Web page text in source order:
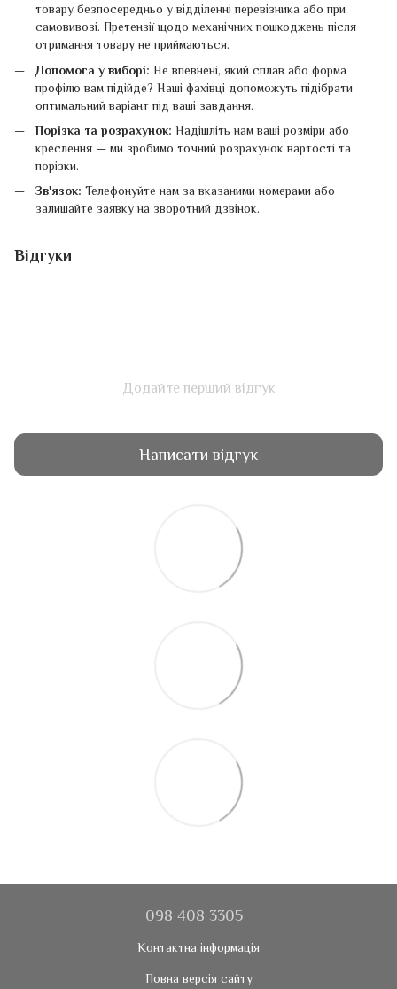
товару безпосередньо у відділенні перевізника або при
самовивозі. Претензії щодо механічних пошкоджень після
отримання товару не приймаються.
Допомога у виборі: Не впевнені, який сплав або форма
профілю вам підійде? Наші фахівці допоможуть підібрати
оптимальний варіант під ваші завдання.
Порізка та розрахунок: Надішліть нам ваші розміри або
креслення — ми зробимо точний розрахунок вартості та
порізки.
Зв'язок: Телефонуйте нам за вказаними номерами або
залишайте заявку на зворотний дзвінок.
Відгуки
Додайте перший відгук
Написати відгук
098 408 3305
Контактна інформація
Повна версія сайту